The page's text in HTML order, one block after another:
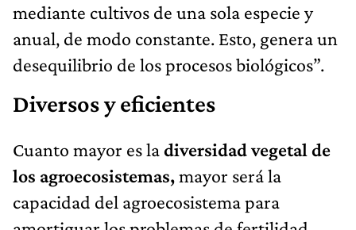
mediante cultivos de una sola especie y
anual, de modo constante. Esto, genera un
desequilibrio de los procesos biológicos”.
Diversos y eficientes
Cuanto mayor es ladiversidad vegetal de
los agroecosistemas,mayor será la
capacidad del agroecosistema para